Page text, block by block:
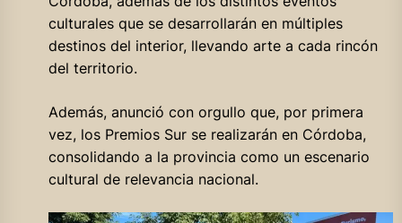
culturales que se desarrollarán en múltiples
destinos del interior, llevando arte a cada rincón
del territorio.
Además, anunció con orgullo que, por primera
vez, los Premios Sur se realizarán en Córdoba,
consolidando a la provincia como un escenario
cultural de relevancia nacional.